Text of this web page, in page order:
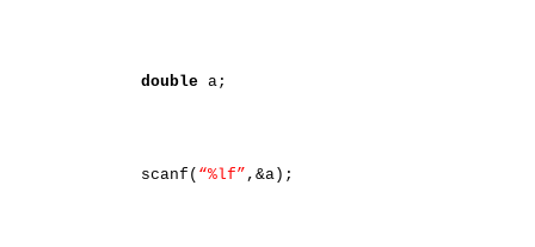
double a;
scanf( “%lf” ,&a);